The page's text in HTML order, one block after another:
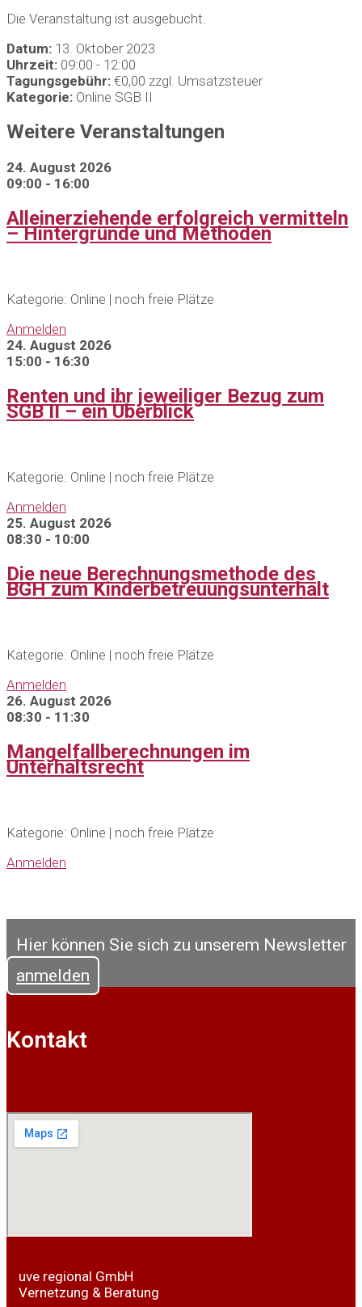
Die Veranstaltung ist ausgebucht.
Datum: 13. Oktober 2023
Uhrzeit: 09:00 - 12:00
Tagungsgebühr: €0,00 zzgl. Umsatzsteuer
Kategorie: Online SGB II
Weitere Veranstaltungen
24. August 2026
09:00 - 16:00
Alleinerziehende erfolgreich vermitteln
– Hintergründe und Methoden
Kategorie: Online | noch freie Plätze
Anmelden
24. August 2026
15:00 - 16:30
Renten und ihr jeweiliger Bezug zum
SGB II – ein Überblick
Kategorie: Online | noch freie Plätze
Anmelden
25. August 2026
08:30 - 10:00
Die neue Berechnungsmethode des
BGH zum Kinderbetreuungsunterhalt
Kategorie: Online | noch freie Plätze
Anmelden
26. August 2026
08:30 - 11:30
Mangelfallberechnungen im
Unterhaltsrecht
Kategorie: Online | noch freie Plätze
Anmelden
Hier können Sie sich zu unserem Newsletter
anmelden
Kontakt
uve regional GmbH
Vernetzung & Beratung